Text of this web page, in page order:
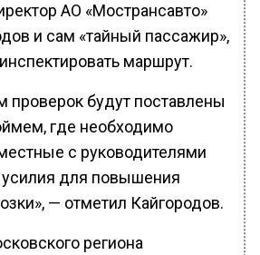
АО «Мострансавто»
и сам «тайный пассажир»,
маршрут.
проверок будут поставлены
где необходимо
с руководителями
усилия для повышения
— отметил Кайгородов.
региона